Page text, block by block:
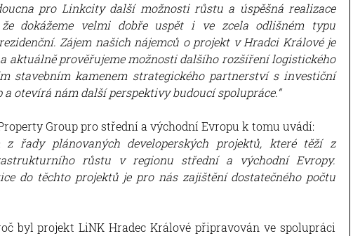
pro Linkcity další možnosti růstu a úspěšná realizace
dokážeme velmi dobře uspět i ve zcela odlišném typu
Zájem našich nájemců o projekt v Hradci Králové je
aktuálně prověřujeme možnosti dalšího rozšíření logistického
stavebním kamenem strategického partnerství s investiční
otevírá nám další perspektivy budoucí spolupráce.“
Group pro střední a východní Evropu k tomu uvádí:
řady plánovaných developerských projektů, které těží z
růstu v regionu střední a východní Evropy.
do těchto projektů je pro nás zajištění dostatečného počtu
byl projekt LiNK Hradec Králové připravován ve spolupráci